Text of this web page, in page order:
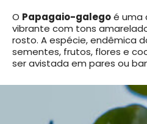
O Papagaio-galegoé uma
vibrante com tons
rosto. A espécie, endêmica
sementes, frutos, flores e
ser avistada em pares ou